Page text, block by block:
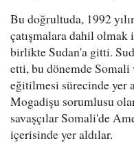
Bu doğrultuda, 1992
çatışmalara dahil olmak
birlikte Sudan'a gitti.
etti, bu dönemde Somali
eğitilmesi sürecinde yer
Mogadişu sorumlusu
savaşçılar Somali'de
içerisinde yer aldılar.